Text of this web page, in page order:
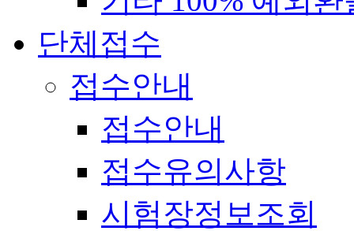
단체접수
접수안내
접수안내
접수유의사항
시험장정보조회